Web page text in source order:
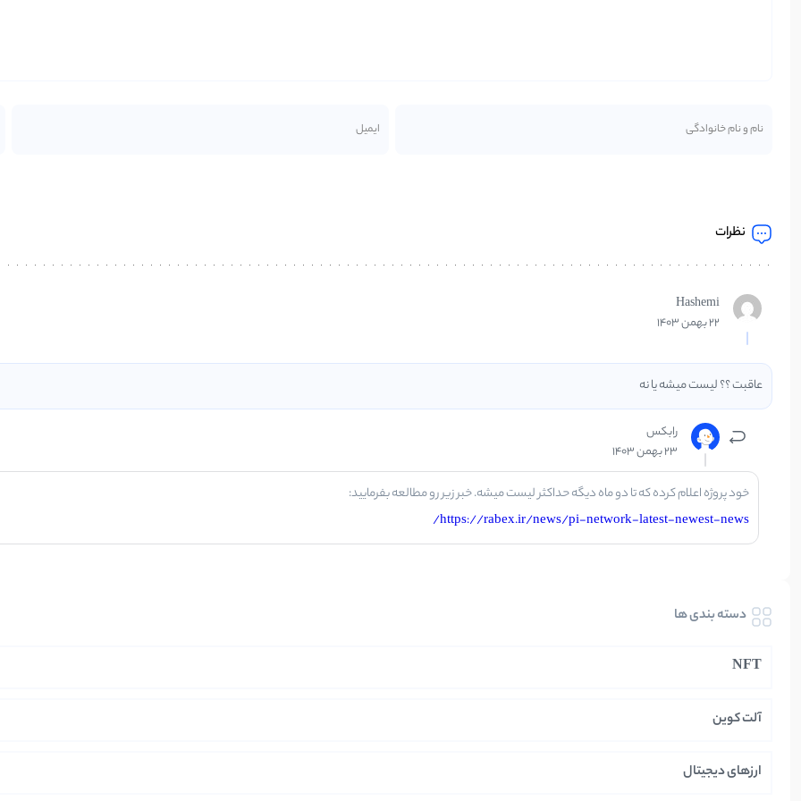
نظرات
Hashemi
22 بهمن 1403
عاقبت ؟؟ لیست میشه یا نه
رابکس
23 بهمن 1403
خود پروژه اعلام کرده که تا دو ماه دیگه حداکثر لیست میشه. خبر زیر رو مطالعه بفرمایید:
https://rabex.ir/news/pi-network-latest-newest-news/
دسته بندی ها
NFT
آلت کوین
ارزهای دیجیتال